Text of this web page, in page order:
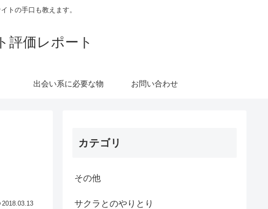
トの手口も教えます。
評価レポート
出会い系に必要な物 お問い合わせ
2018.03.13
カテゴリ
その他
サクラとのやりとり